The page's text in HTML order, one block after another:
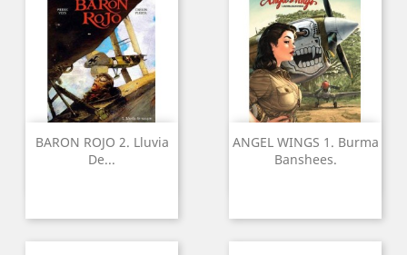
BARON ROJO 2. Lluvia
De...
ANGEL WINGS 1. Burma
Banshees.